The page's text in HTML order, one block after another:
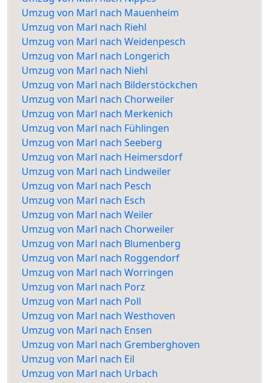
Umzug von Marl nach Mauenheim
Umzug von Marl nach Riehl
Umzug von Marl nach Weidenpesch
Umzug von Marl nach Longerich
Umzug von Marl nach Niehl
Umzug von Marl nach Bilderstöckchen
Umzug von Marl nach Chorweiler
Umzug von Marl nach Merkenich
Umzug von Marl nach Fühlingen
Umzug von Marl nach Seeberg
Umzug von Marl nach Heimersdorf
Umzug von Marl nach Lindweiler
Umzug von Marl nach Pesch
Umzug von Marl nach Esch
Umzug von Marl nach Weiler
Umzug von Marl nach Chorweiler
Umzug von Marl nach Blumenberg
Umzug von Marl nach Roggendorf
Umzug von Marl nach Worringen
Umzug von Marl nach Porz
Umzug von Marl nach Poll
Umzug von Marl nach Westhoven
Umzug von Marl nach Ensen
Umzug von Marl nach Gremberghoven
Umzug von Marl nach Eil
Umzug von Marl nach Urbach